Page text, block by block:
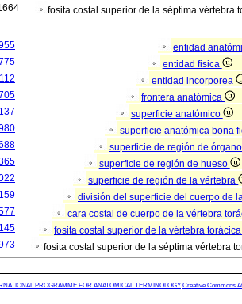
fosita costal superior de la séptima vértebra
entidad
entidad fisica
entidad incorporea
frontera anatómica
superficie anatómico
superficie anatómica bona
superficie de región de
superficie de región de hueso
superficie de región de la vértebra
división del superficie del cuerpo de
cara costal de cuerpo de la vértebra
fosita costal superior de la vértebra
fosita costal superior de la séptima vértebra
PROGRAMME FOR ANATOMICAL TERMINOLOGY Creative Commons